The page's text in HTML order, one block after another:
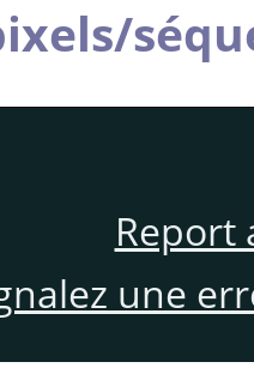
Report
une